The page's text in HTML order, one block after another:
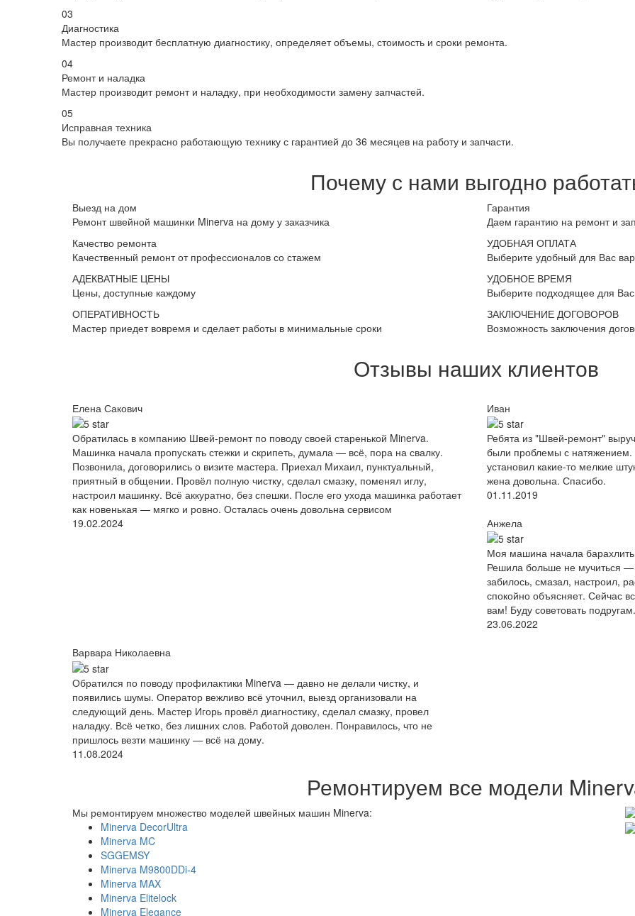
03
Диагностика
Мастер производит бесплатную диагностику, определяет объемы, стоимость и сроки ремонта.
04
Ремонт и наладка
Мастер производит ремонт и наладку, при необходимости замену запчастей.
05
Исправная техника
Вы получаете прекрасно работающую технику с гарантией до 36 месяцев на работу и запчасти.
Почему с нами выгодно
Выезд на дом
Ремонт швейной машинки Minerva на дому у заказчика
Гарантия
Даем гарантию на ремонт и
Качество ремонта
Качественный ремонт от профессионалов со стажем
УДОБНАЯ ОПЛАТА
Выберите удобный для Вас
АДЕКВАТНЫЕ ЦЕНЫ
Цены, доступные каждому
УДОБНОЕ ВРЕМЯ
Выберите подходящее для
ОПЕРАТИВНОСТЬ
Мастер приедет вовремя и сделает работы в минимальные сроки
ЗАКЛЮЧЕНИЕ ДОГОВОРОВ
Возможность заключения
Отзывы наших клиентов
Елена Сакович
Обратилась в компанию Швей-ремонт по поводу своей старенькой Minerva.
Машинка начала пропускать стежки и скрипеть, думала — всё, пора на свалку.
Позвонила, договорились о визите мастера. Приехал Михаил, пунктуальный,
приятный в общении. Провёл полную чистку, сделал смазку, поменял иглу,
настроил машинку. Всё аккуратно, без спешки. После его ухода машинка работает
как новенькая — мягко и ровно. Осталась очень довольна сервисом
19.02.2024
Иван
Ребята из "Швей-ремонт"
были проблемы с натяжением.
установил какие-то мелкие
жена довольна. Спасибо.
01.11.2019
Анжела
Моя машина начала
Решила больше не мучиться —
забилось, смазал, настроил,
спокойно объясняет. Сейчас
вам! Буду советовать подругам.
23.06.2022
Варвара Николаевна
Обратился по поводу профилактики Minerva — давно не делали чистку, и
появились шумы. Оператор вежливо всё уточнил, выезд организовали на
следующий день. Мастер Игорь провёл диагностику, сделал смазку, провел
наладку. Всё четко, без лишних слов. Работой доволен. Понравилось, что не
пришлось везти машинку — всё на дому.
11.08.2024
Ремонтируем все модели
Мы ремонтируем множество моделей швейных машин Minerva:
Minerva DecorUltra
Minerva MC
SGGEMSY
Minerva M9800DDi-4
Minerva MAX
Minerva Elitelock
Minerva Elegance